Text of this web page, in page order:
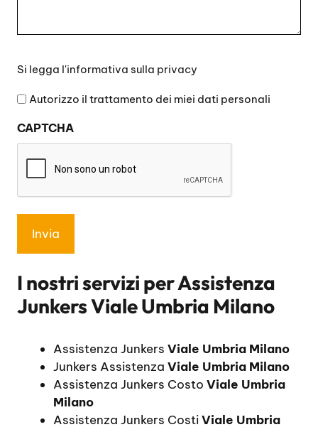
legga
l'informativa
privacy
Si legga l'informativa sulla privacy
Autorizzo il trattamento dei miei dati personali
CAPTCHA
I nostri servizi perAssistenza
Junkers Viale Umbria Milano
Assistenza Junkers Viale Umbria Milano
Junkers Assistenza Viale Umbria Milano
Assistenza Junkers Costo Viale Umbria
Milano
Assistenza Junkers CostiViale Umbria